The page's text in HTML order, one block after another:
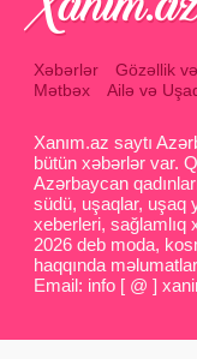
Xəbərlər Gözəllik
Mətbəx
Ailə və
Xanım.az saytı
bütün xəbərlər var.
Azərbaycan
südü, uşaqlar, uşaq
xeberleri, sağlamlıq
2026 deb moda,
haqqında
Email: info [ @ ]